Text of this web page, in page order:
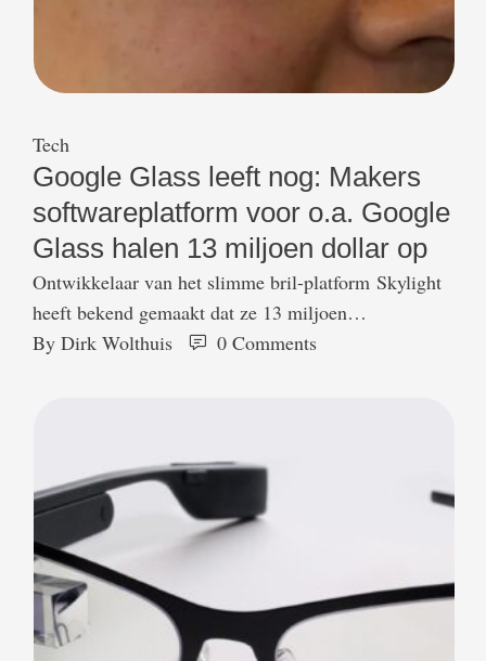
Tech
Google Glass leeft nog: Makers
softwareplatform voor o.a. Google
Glass halen 13 miljoen dollar op
Ontwikkelaar van het slimme bril-platform Skylight
heeft bekend gemaakt dat ze 13 miljoen
dollar opgehaald hebben. APX Labs richt zich met
overtuigen van de potentie van slimme brillen. Dat
smart glasses als Google Glass niet
de consumentenproducten zijn geworden …
By Dirk Wolthuis 0 Comments